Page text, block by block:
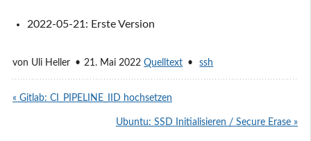
2022-05-21: Erste Version
von Uli Heller 21. Mai 2022 Quelltext ssh
« Gitlab: CI_PIPELINE_IID hochsetzen
Ubuntu: SSD Initialisieren / Secure Erase »